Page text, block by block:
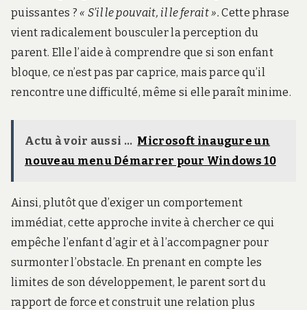
puissantes ?« S’il le pouvait, il le ferait ». Cette phrase
vient radicalement bousculer la perception du
parent. Elle l’aide à comprendre que si son enfant
bloque, ce n’est pas par caprice, mais parce qu’il
rencontre une difficulté, même si elle paraît minime.
Actu à voir aussi ... Microsoft inaugure un
nouveau menu Démarrer pour Windows 10
Ainsi, plutôt que d’exiger un comportement
immédiat, cette approche invite à chercher ce qui
empêche l’enfant d’agir et à l’accompagner pour
surmonter l’obstacle. En prenant en compte les
limites de son développement, le parent sort du
rapport de force et construit une relation plus